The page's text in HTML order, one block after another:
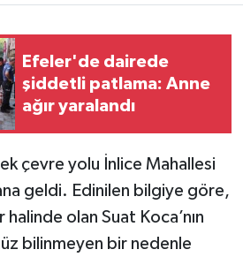
Efeler'de dairede
şiddetli patlama: Anne
ağır yaralandı
çevre yolu İnlice Mahallesi
geldi. Edinilen bilgiye göre,
olan Suat Koca’nın
bilinmeyen bir nedenle